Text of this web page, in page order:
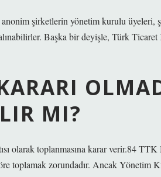
şirketlerin yönetim kurulu üyeleri,
Başka bir deyişle, Türk
MI?
olarak toplanmasına karar verir.84
toplamak zorundadır. Ancak Yönetim